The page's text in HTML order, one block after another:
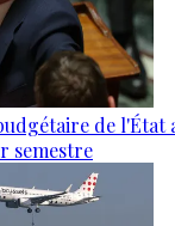
de l'État
semestre